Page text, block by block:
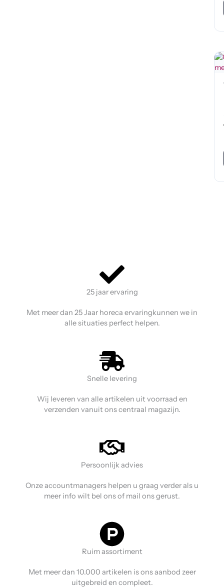
25 jaar ervaring
Met meer dan 25 Jaar horeca ervaringkunnen we in
alle situaties perfect helpen.
Snelle levering
Wij leveren van alle artikelen uit voorraad en
verzenden vanuit ons centraal magazijn.
Persoonlijk advies
Onze accountmanagers helpen u graag verder als u
meer info wilt bel ons of mail ons gerust.
Ruim assortiment
Met meer dan 10.000 artikelen is ons aanbod zeer
uitgebreid en compleet.